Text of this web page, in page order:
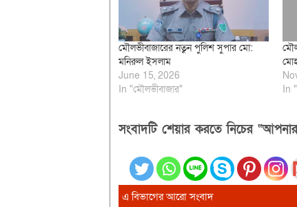
মৌলভীবাজারের নতুন পুলিশ সুপার মো:
মনিরুল ইসলাম
June 15, 2026
In "মৌলভীবাজার"
In
সংবাদটি শেয়ার করতে নিচের
এ বিভাগের আরো সংবাদ